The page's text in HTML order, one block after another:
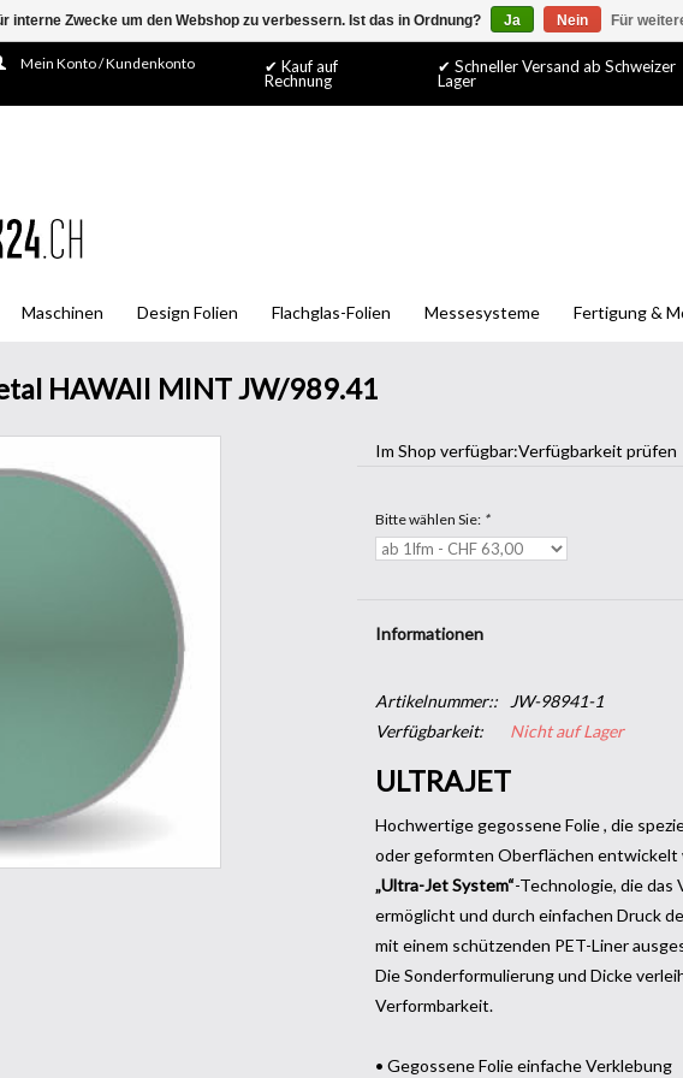
Mein Konto / Kundenkonto
✔ Kauf auf
Rechnung
✔ Schneller Versand ab Schweizer
Lager
Maschinen Design Folien Flachglas-Folien Messesysteme Fertigung &
HAWAII MINT JW/989.41
Im Shop verfügbar:Verfügbarkeit prüfen
Bitte wählen Sie: *
Informationen
Artikelnummer::
JW-98941-1
Verfügbarkeit:
Nicht auf Lager
ULTRAJET
Hochwertige gegossene Folie , die
oder geformten Oberflächen entwickelt
„Ultra-Jet System“-Technologie, die das
ermöglicht und durch einfachen Druck
mit einem schützenden PET-Liner
Die Sonderformulierung und Dicke
Verformbarkeit.
• Gegossene Folie einfache Verklebung
interne Zwecke um den Webshop zu verbessern. Ist das in Ordnung? Ja Nein Für